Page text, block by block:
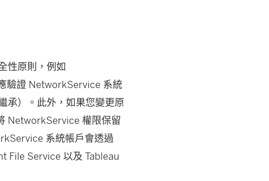
性原則，例如
驗證 NetworkService 系統
承）。此外，如果您變更原
NetworkService 權限保留
系統帳戶會透過
File Service 以及 Tableau